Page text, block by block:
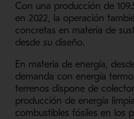
Con una producción de
en 2022, la operación
concretas en materia de
desde su diseño.
En materia de energía,
demanda con energía
terrenos dispone de
producción de energía
combustibles fósiles en los